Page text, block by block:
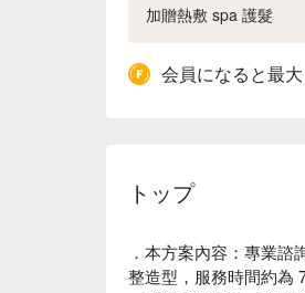
加贈熱敷 spa 護髮
会員になると最
トップ
．本方案內容：專業
整造型，服務時間約為